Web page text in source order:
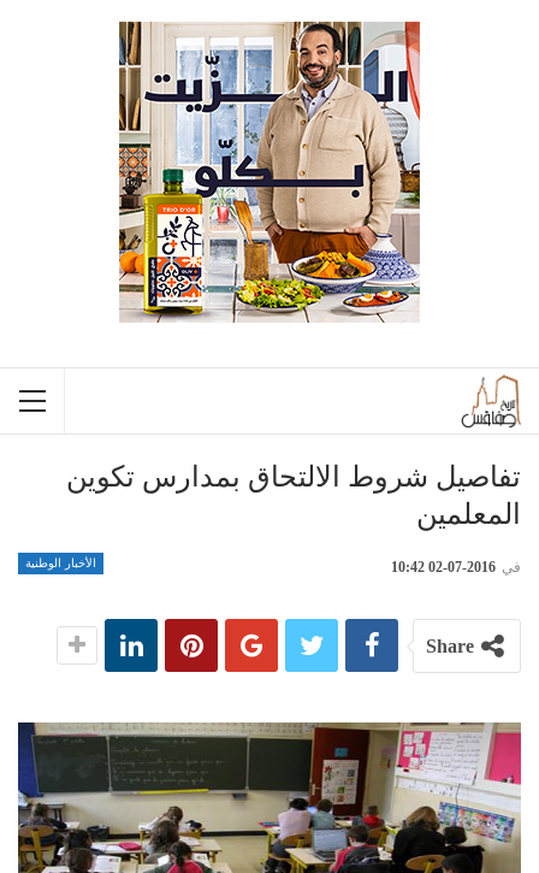
تفاصيل شروط الالتحاق بمدارس تكوين
المعلمين
الأخبار الوطنية في 2016-07-02 10:42
Share